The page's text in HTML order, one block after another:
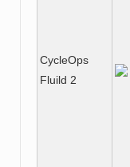
CycleOps
Fluild 2